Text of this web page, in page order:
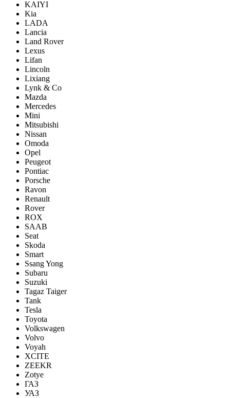
KAIYI
Kia
LADA
Lancia
Land Rover
Lexus
Lifan
Lincoln
Lixiang
Lynk & Co
Mazda
Mercedes
Mini
Mitsubishi
Nissan
Omoda
Opel
Peugeot
Pontiac
Porsсhe
Ravon
Renault
Rover
ROX
SAAB
Seat
Skoda
Smart
Ssang Yong
Subaru
Suzuki
Tagaz Taiger
Tank
Tesla
Toyota
Volkswagen
Volvo
Voyah
XCITE
ZEEKR
Zotye
ГАЗ
УАЗ